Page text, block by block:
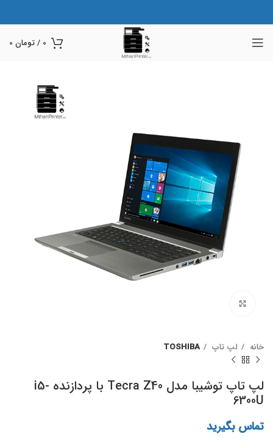
0
/تومان
خانه لپ تاپ TOSHIBA
لپ تاپ توشیبا مدل Tecra Z40 با پردازنده i5-
6300U
تماس بگیرید